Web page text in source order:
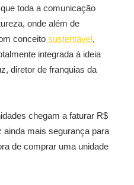
toda a comunicação
onde além de
conceito sustentável,
integrada à ideia
diretor de franquias da
chegam a faturar R$
ainda mais segurança para
de comprar uma unidade